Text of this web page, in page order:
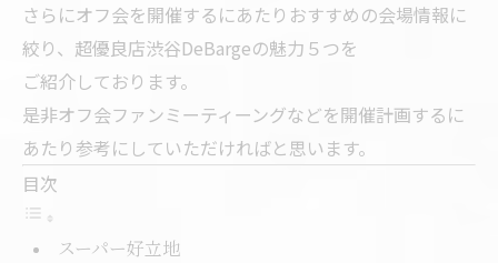
さらにオフ会を開催するにあたりおすすめの会場情報に
絞り、超優良店渋谷DeBargeの魅力５つを
ご紹介しております。
是非オフ会ファンミーティーングなどを開催計画するに
あたり参考にしていただければと思います。
目次
スーパー好立地